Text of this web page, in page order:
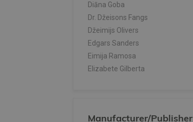
Diāna Goba
Dr. Džeisons Fangs
Džeimijs Olivers
Edgars Sanders
Eimija Ramosa
Elizabete Gilberta
Aleksandrs Ševeļovs
Manufacturer/Publisher